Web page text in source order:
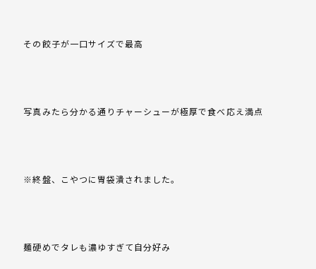
その餃子が一口サイズで最高
写真みたら分かる通りチャーシューが極厚で食べ応え満点
※終盤、こやつに胃袋潰されました。
麺硬めでタレも濃ゆすぎて自分好み